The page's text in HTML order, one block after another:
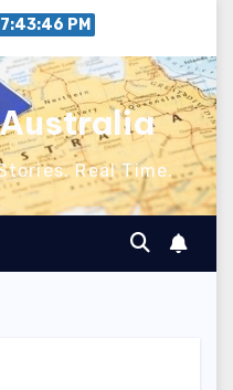
7:43:47 PM
Real Time.